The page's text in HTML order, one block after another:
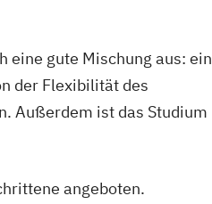
eine gute Mischung aus: ein
der Flexibilität des
Außerdem ist das Studium
angeboten.